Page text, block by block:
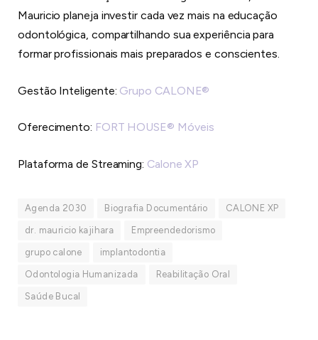
Mauricio planeja investir cada vez mais na educação
odontológica, compartilhando sua experiência para
formar profissionais mais preparados e conscientes.
Gestão Inteligente: Grupo CALONE®
Oferecimento: FORT HOUSE® Móveis
Plataforma de Streaming: Calone XP
Agenda 2030 Biografia Documentário CALONE XP
dr. mauricio kajihara Empreendedorismo
grupo calone implantodontia
Odontologia Humanizada Reabilitação Oral
Saúde Bucal